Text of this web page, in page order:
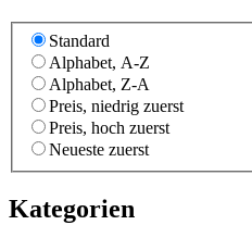
Standard
Alphabet, A-Z
Alphabet, Z-A
Preis, niedrig zuerst
Preis, hoch zuerst
Neueste zuerst
Kategorien